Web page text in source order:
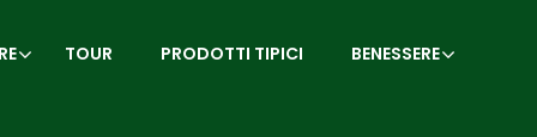
TOUR PRODOTTI TIPICI BENESSERE